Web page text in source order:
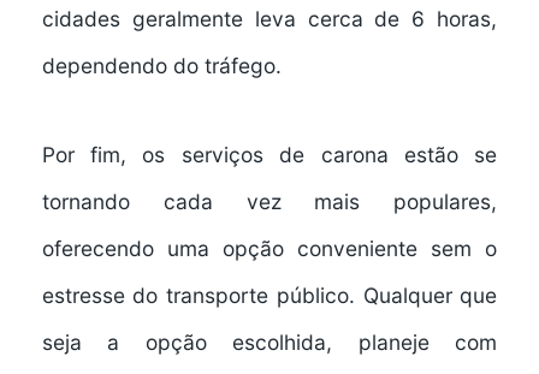
cidades geralmente leva cerca de 6 horas,
dependendo do tráfego.
Por fim, os serviços de carona estão se
tornando cada vez mais populares,
oferecendo uma opção conveniente sem o
estresse do transporte público. Qualquer que
seja a opção escolhida, planeje com